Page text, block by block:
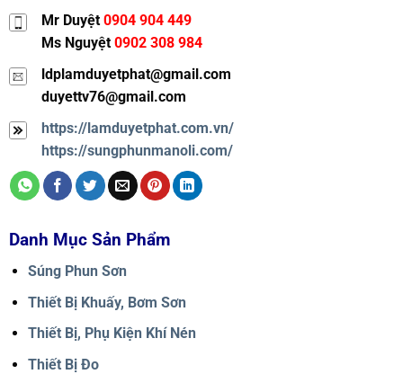
Mr Duyệt 0904 904 449
Ms Nguyệt 0902 308 984
ldplamduyetphat@gmail.com
duyettv76@gmail.com
https://lamduyetphat.com.vn/
https://sungphunmanoli.com/
Danh Mục Sản Phẩm
Súng Phun Sơn
Thiết Bị Khuấy, Bơm Sơn
Thiết Bị, Phụ Kiện Khí Nén
Thiết Bị Đo